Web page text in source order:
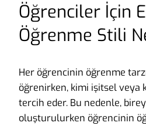
Öğrenciler İçin
Öğrenme Stili
Her öğrencinin öğrenme
öğrenirken, kimi işitsel veya
tercih eder. Bu nedenle,
oluşturulurken öğrencinin